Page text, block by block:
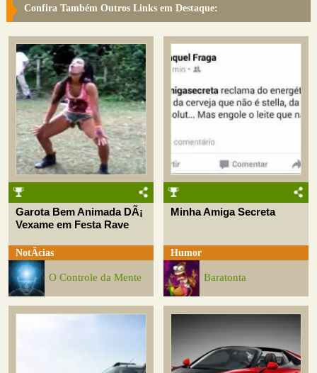
Confira Também Outros Links em Destaque:
Garota Bem Animada DÃ¡
Vexame em Festa Rave
NotÃ­cias
O Controle da Mente
Minha Amiga Secreta
Humor
Baratonta